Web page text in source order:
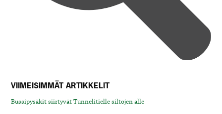
VIIMEISIMMÄT ARTIKKELIT
Bussipysäkit siirtyvät Tunnelitielle siltojen alle